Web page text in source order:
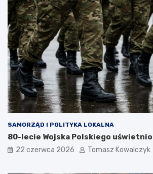
SAMORZĄD I POLITYKA LOKALNA
80-lecie Wojska Polskiego
22 czerwca 2026 Tomasz Kowalczyk